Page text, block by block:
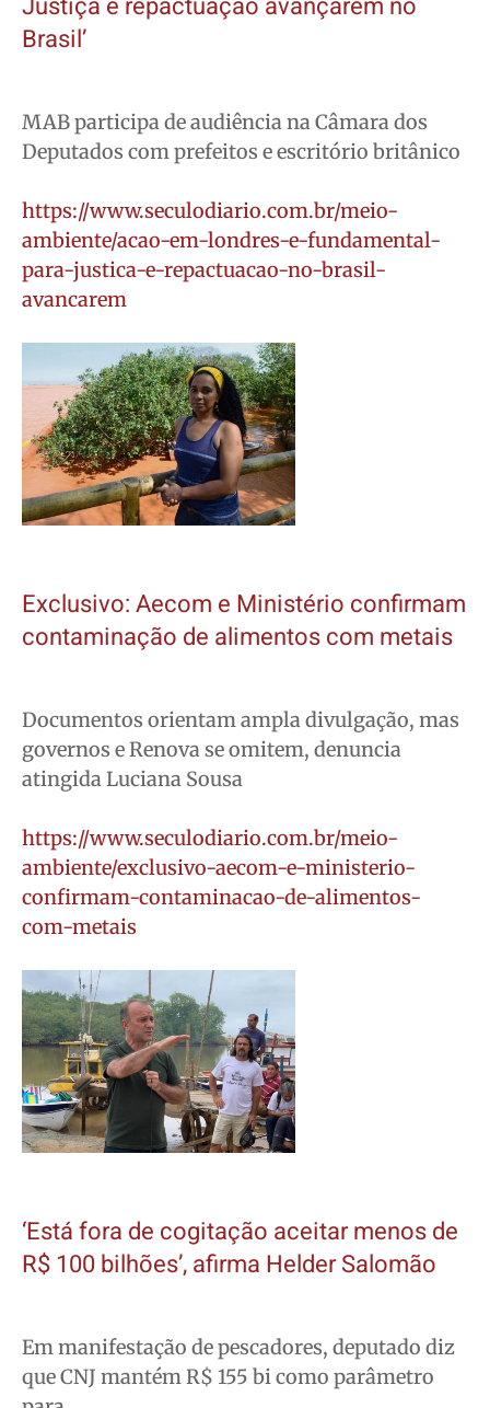
Brasil’
MAB participa de audiência na Câmara dos
Deputados com prefeitos e escritório britânico
https://www.seculodiario.com.br/meio-
ambiente/acao-em-londres-e-fundamental-
para-justica-e-repactuacao-no-brasil-
avancarem
Exclusivo: Aecom e Ministério confirmam
contaminação de alimentos com metais
Documentos orientam ampla divulgação, mas
governos e Renova se omitem, denuncia
atingida Luciana Sousa
https://www.seculodiario.com.br/meio-
ambiente/exclusivo-aecom-e-ministerio-
confirmam-contaminacao-de-alimentos-
com-metais
‘Está fora de cogitação aceitar menos de
R$ 100 bilhões’, afirma Helder Salomão
Em manifestação de pescadores, deputado diz
que CNJ mantém R$ 155 bi como parâmetro